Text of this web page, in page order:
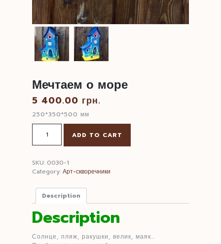
Мечтаем о море
5 400.00 грн.
250*350*500 мм
море
ADD TO CART
SKU: 0030-1
Category: Арт-скворечники
Description
Description
Солнце, пляж, ракушки, велик, маяк…